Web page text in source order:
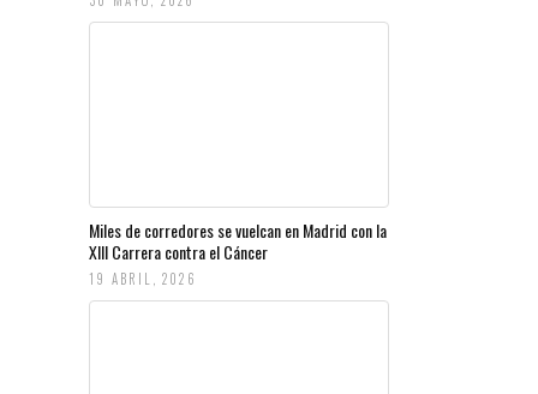
Miles de corredores se vuelcan en Madrid con la
XIII Carrera contra el Cáncer
19 ABRIL, 2026